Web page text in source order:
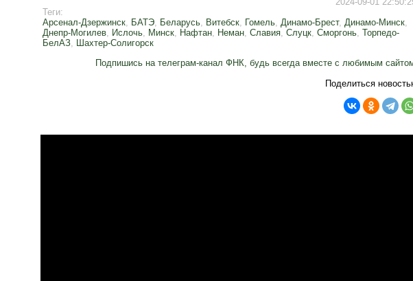
Теги:
Арсенал-Дзержинск, БАТЭ, Беларусь, Витебск, Гомель, Динамо-Брест, Динамо-Минск,
Днепр-Могилев, Ислочь, Минск, Нафтан, Неман, Славия, Слуцк, Сморгонь, Торпедо-
БелАЗ, Шахтер-Солигорск
Подпишись на телеграм-канал ФНК, будь всегда вместе с любимым
Поделиться